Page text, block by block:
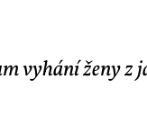
vyhání ženy z